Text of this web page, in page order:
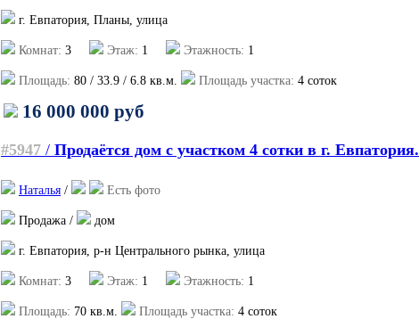
г. Евпатория, Планы, улица
Комнат: 3 Этаж: 1 Этажность: 1
Площадь: 80 / 33.9 / 6.8 кв.м. Площадь участка: 4 соток
16 000 000 руб
#5947 / Продаётся дом с участком 4 сотки в г. Евпатория.
Наталья / Есть фото
Продажа / дом
г. Евпатория, р-н Центрального рынка, улица
Комнат: 3 Этаж: 1 Этажность: 1
Площадь: 70 кв.м. Площадь участка: 4 соток